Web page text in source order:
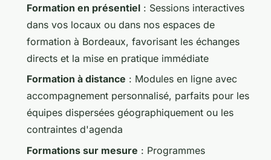
Formation en présentiel : Sessions interactives
dans vos locaux ou dans nos espaces de
formation à Bordeaux, favorisant les échanges
directs et la mise en pratique immédiate
Formation à distance : Modules en ligne avec
accompagnement personnalisé, parfaits pour les
équipes dispersées géographiquement ou les
contraintes d'agenda
Formations sur mesure : Programmes